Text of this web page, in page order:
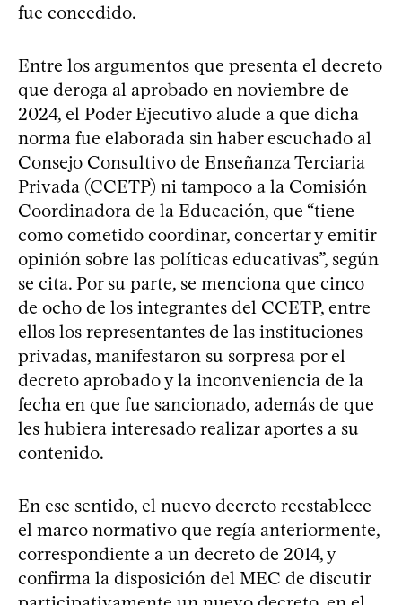
fue concedido.
Entre los argumentos que presenta el decreto
que deroga al aprobado en noviembre de
2024, el Poder Ejecutivo alude a que dicha
norma fue elaborada sin haber escuchado al
Consejo Consultivo de Enseñanza Terciaria
Privada (CCETP) ni tampoco a la Comisión
Coordinadora de la Educación, que “tiene
como cometido coordinar, concertar y emitir
opinión sobre las políticas educativas”, según
se cita. Por su parte, se menciona que cinco
de ocho de los integrantes del CCETP, entre
ellos los representantes de las instituciones
privadas, manifestaron su sorpresa por el
decreto aprobado y la inconveniencia de la
fecha en que fue sancionado, además de que
les hubiera interesado realizar aportes a su
contenido.
En ese sentido, el nuevo decreto reestablece
el marco normativo que regía anteriormente,
correspondiente a un decreto de 2014, y
confirma la disposición del MEC de discutir